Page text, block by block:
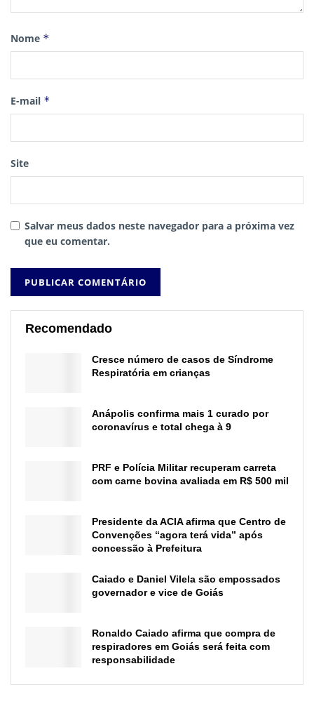
Nome *
E-mail *
Site
Salvar meus dados neste navegador para a próxima vez
que eu comentar.
Recomendado
Cresce número de casos de Síndrome
Respiratória em crianças
Anápolis confirma mais 1 curado por
coronavírus e total chega à 9
PRF e Polícia Militar recuperam carreta
com carne bovina avaliada em R$ 500 mil
Presidente da ACIA afirma que Centro de
Convenções “agora terá vida” após
concessão à Prefeitura
Caiado e Daniel Vilela são empossados
governador e vice de Goiás
Ronaldo Caiado afirma que compra de
respiradores em Goiás será feita com
responsabilidade